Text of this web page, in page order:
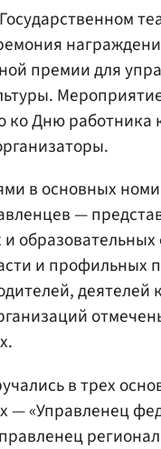
премии для
ко Дню работника
в основных
—
и
и профильных
деятелей
в трех
— «Управленец